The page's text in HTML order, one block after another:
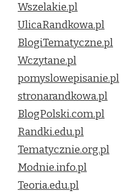
Wszelakie.pl
UlicaRandkowa.pl
BlogiTematyczne.pl
Wczytane.pl
pomyslowepisanie.pl
stronarandkowa.pl
BlogPolski.com.pl
Randki.edu.pl
Tematycznie.org.pl
Modnie.info.pl
Teoria.edu.pl